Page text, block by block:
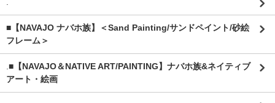
■【NAVAJO ナバホ族】＜Sand Painting/サンドペイント/砂絵
フレーム＞
■【NAVAJO＆NATIVE ART/PAINTING】ナバホ族&ネイティブ
アート・絵画